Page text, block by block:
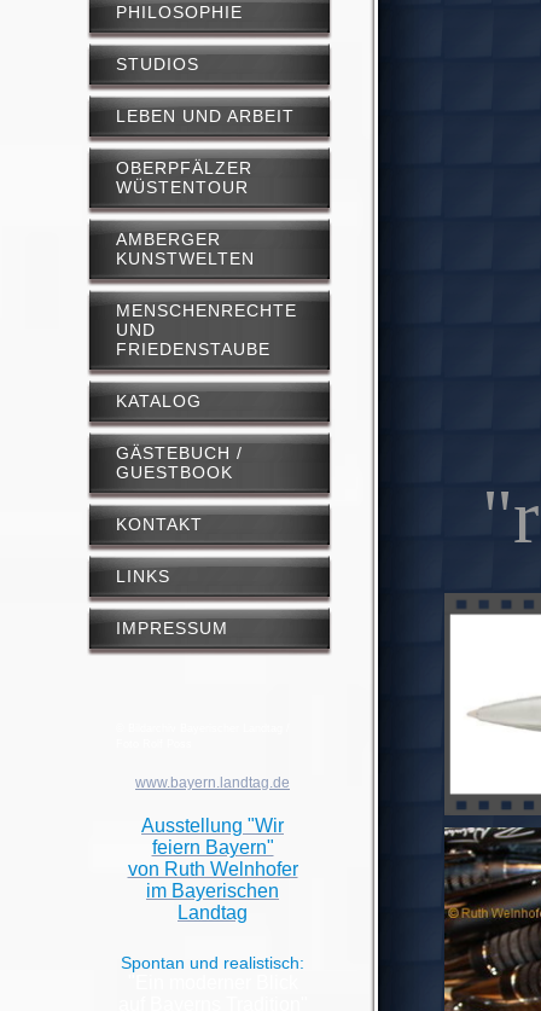
PHILOSOPHIE
STUDIOS
LEBEN UND ARBEIT
OBERPFÄLZER
WÜSTENTOUR
AMBERGER
KUNSTWELTEN
MENSCHENRECHTE
UND
FRIEDENSTAUBE
KATALOG
GÄSTEBUCH /
GUESTBOOK
KONTAKT
LINKS
IMPRESSUM
www.bayern.landtag.de
Ausstellung "Wir
feiern Bayern"
von Ruth Welnhofer
im Bayerischen
Landtag
Spontan und realistisch: